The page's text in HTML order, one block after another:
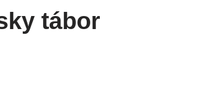
tábor